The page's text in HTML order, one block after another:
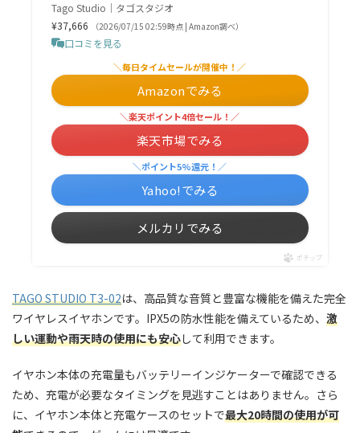
Tago Studio｜タゴスタジオ
¥37,666
（2026/07/15 02:59時点 | Amazon調べ）
口コミを見る
＼毎日タイムセールが開催中！／
Amazonでみる
＼楽天ポイント4倍セール！／
楽天市場でみる
＼ポイント5%還元！／
Yahoo!でみる
メルカリでみる
ポチップ
TAGO STUDIO T3-02は、高品質な音質と豊富な機能を備えた完全
ワイヤレスイヤホンです。IPX5の防水性能を備えているため、 激
しい運動や雨天時の使用にも安心して利用できます。
イヤホン本体の充電量もバッテリーインジケーターで確認できる
ため、充電が必要なタイミングを見逃すことはありません。さら
に、イヤホン本体と充電ケースのセットで最大20時間の使用が可